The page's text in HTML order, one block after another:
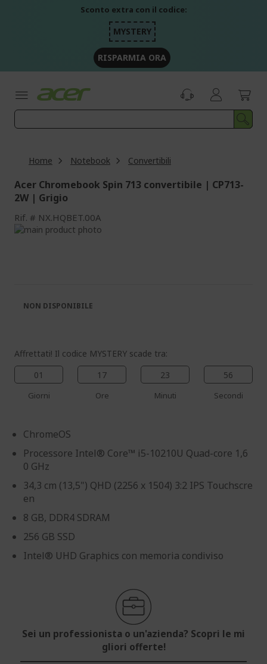
Sconto extra con il codice:
MYSTERY
RISPARMIA ORA
Home Notebook Convertibili
Acer Chromebook Spin 713 convertibile | CP713-
2W | Grigio
Rif. NX.HQBET.00A
Vai
immagini
immagini
Affrettati! Il codice MYSTERY scade tra:
01
Giorni
17
Ore
23
Minuti
56
Secondi
ChromeOS
Processore Intel® Core™ i5-10210U Quad-core 1,6
0 GHz
34,3 cm (13,5") QHD (2256 x 1504) 3:2 IPS Touchscre
en
8 GB, DDR4 SDRAM
256 GB SSD
Intel® UHD Graphics con memoria condiviso
Sei un professionista o un'azienda? Scopri le mi
gliori offerte!
NON DISPONIBILE